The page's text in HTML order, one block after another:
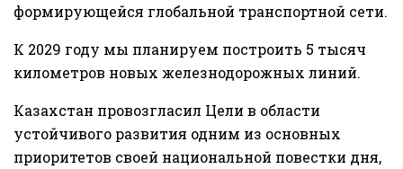
формирующейся глобальной транспортной сети.
К 2029 году мы планируем построить 5 тысяч
километров новых железнодорожных линий.
Казахстан провозгласил Цели в области
устойчивого развития одним из основных
приоритетов своей национальной повестки дня,